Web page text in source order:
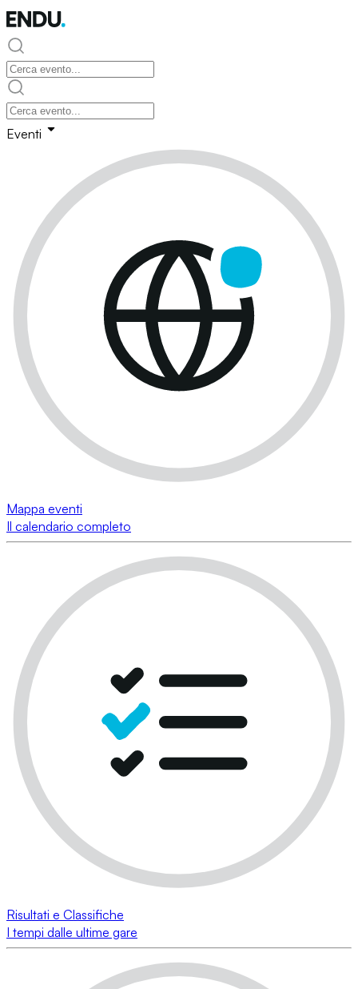
Eventi
Mappa eventi
Il calendario completo
Risultati e Classifiche
I tempi dalle ultime gare